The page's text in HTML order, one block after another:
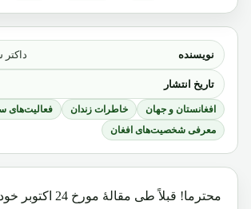
نویسنده داکتر
تاریخ انتشار
افغانستان و جهان خاطرات زندان
فعالیت‌های
معرفی شخصیت‌های افغان
محترما! قبلاً طی